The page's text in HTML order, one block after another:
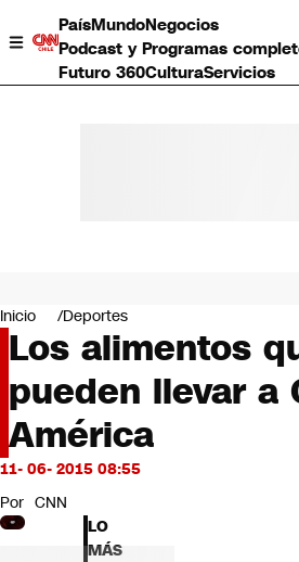
PaísMundoNegocios
Podcast y Programas
Futuro 360CulturaServicios
Negocios
Deportes
Programas completos
Cultura
Servicios
Bits
CNN tiempo
Futuro 360
Opinión
Inicio Deportes
Los alimentos
pueden llevar a
América
11- 06- 2015 08:55
Por CNN
LO
MÁS